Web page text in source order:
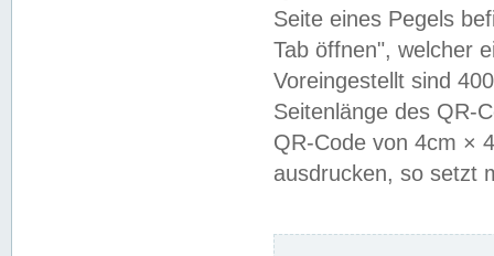
Seite eines Pegels
Tab öffnen", welcher
Voreingestellt sind
Seitenlänge des QR-
QR-Code von 4cm ×
ausdrucken, so setzt